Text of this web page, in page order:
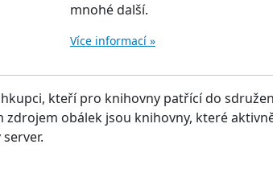
mnohé další.
Více informací »
kteří pro knihovny patřící do
obálek jsou knihovny, které